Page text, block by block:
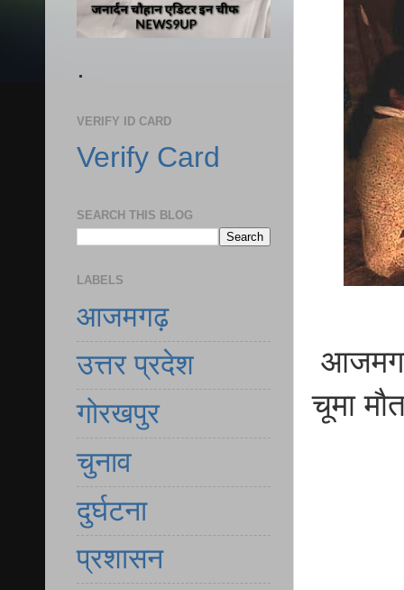
चूमा
.
VERIFY ID CARD
Verify Card
SEARCH THIS BLOG
LABELS
आजमगढ़
उत्तर प्रदेश
गोरखपुर
चुनाव
दुर्घटना
प्रशासन